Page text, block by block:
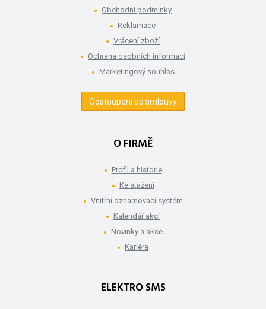
Obchodní podmínky
Reklamace
Vrácení zboží
Ochrana osobních informací
Marketingový souhlas
Odstoupení od smlouvy
O FIRMĚ
Profil a historie
Ke stažení
Vnitřní oznamovací systém
Kalendář akcí
Novinky a akce
Kariéra
ELEKTRO SMS